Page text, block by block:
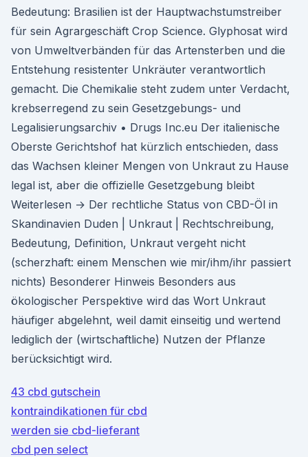
Bedeutung: Brasilien ist der Hauptwachstumstreiber
für sein Agrargeschäft Crop Science. Glyphosat wird
von Umweltverbänden für das Artensterben und die
Entstehung resistenter Unkräuter verantwortlich
gemacht. Die Chemikalie steht zudem unter Verdacht,
krebserregend zu sein Gesetzgebungs- und
Legalisierungsarchiv • Drugs Inc.eu Der italienische
Oberste Gerichtshof hat kürzlich entschieden, dass
das Wachsen kleiner Mengen von Unkraut zu Hause
legal ist, aber die offizielle Gesetzgebung bleibt
Weiterlesen → Der rechtliche Status von CBD-Öl in
Skandinavien Duden | Unkraut | Rechtschreibung,
Bedeutung, Definition, Unkraut vergeht nicht
(scherzhaft: einem Menschen wie mir/ihm/ihr passiert
nichts) Besonderer Hinweis Besonders aus
ökologischer Perspektive wird das Wort Unkraut
häufiger abgelehnt, weil damit einseitig und wertend
lediglich der (wirtschaftliche) Nutzen der Pflanze
berücksichtigt wird.
43 cbd gutschein
kontraindikationen für cbd
werden sie cbd-lieferant
cbd pen select